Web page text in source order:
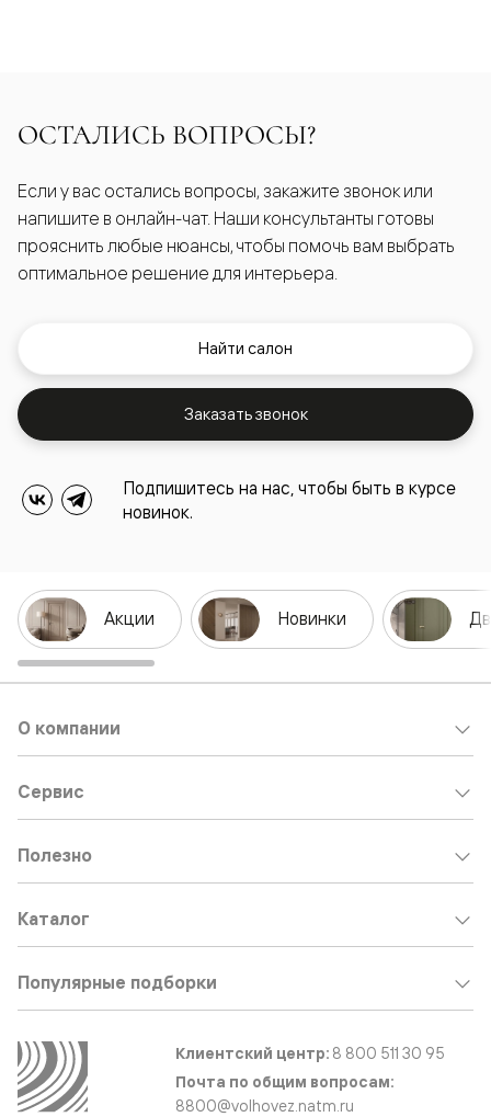
ОСТАЛИСЬ ВОПРОСЫ?
Если у вас остались вопросы, закажите звонок или
напишите в онлайн-чат. Наши консультанты готовы
прояснить любые нюансы, чтобы помочь вам выбрать
оптимальное решение для интерьера.
Найти салон
Заказать звонок
Подпишитесь на нас, чтобы быть в курсе
новинок.
Акции Новинки
О компании
Сервис
Полезно
Каталог
Популярные подборки
Клиентский центр: 8 800 511 30 95
Почта по общим вопросам:
8800@volhovez.natm.ru